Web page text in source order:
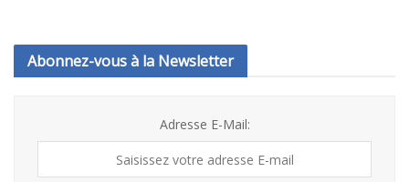
Abonnez-vous à la Newsletter
Adresse E-Mail: